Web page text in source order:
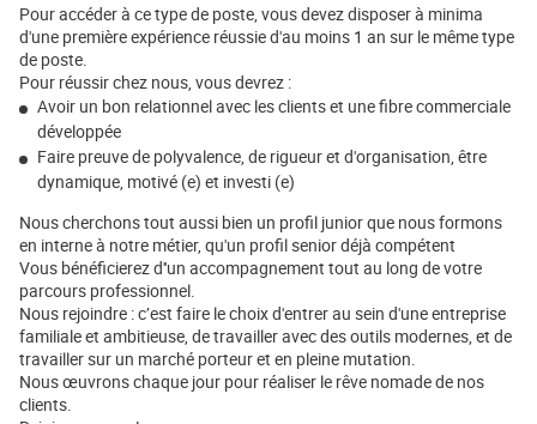
Pour accéder à ce type de poste, vous devez disposer à minima
d'une première expérience réussie d'au moins 1 an sur le même type
de poste.
Pour réussir chez nous, vous devrez :
Avoir un bon relationnel avec les clients et une fibre commerciale
développée
Faire preuve de polyvalence, de rigueur et d'organisation, être
dynamique, motivé (e) et investi (e)
Nous cherchons tout aussi bien un profil junior que nous formons
en interne à notre métier, qu'un profil senior déjà compétent
Vous bénéficierez d''un accompagnement tout au long de votre
parcours professionnel.
Nous rejoindre : c’est faire le choix d'entrer au sein d'une entreprise
familiale et ambitieuse, de travailler avec des outils modernes, et de
travailler sur un marché porteur et en pleine mutation.
Nous œuvrons chaque jour pour réaliser le rêve nomade de nos
clients.